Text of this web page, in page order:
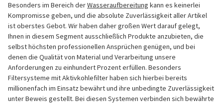
Besonders im Bereich derWasseraufbereitung kann es keinerlei
Kompromisse geben, und die absolute Zuverlässigkeit aller Artikel
ist oberstes Gebot. Wir haben daher großen Wert darauf gelegt,
Ihnen in diesem Segment ausschließlich Produkte anzubieten, die
selbst höchsten professionellen Ansprüchen genügen, und bei
denen die Qualität von Material und Verarbeitung unsere
Anforderungen zu einhundert Prozent erfüllen. Besonders
Filtersysteme mit Aktivkohlefilter haben sich hierbei bereits
millionenfach im Einsatz bewährt und ihre unbedingte Zuverlässigkeit
unter Beweis gestellt. Bei diesen Systemen verbinden sich bewährte